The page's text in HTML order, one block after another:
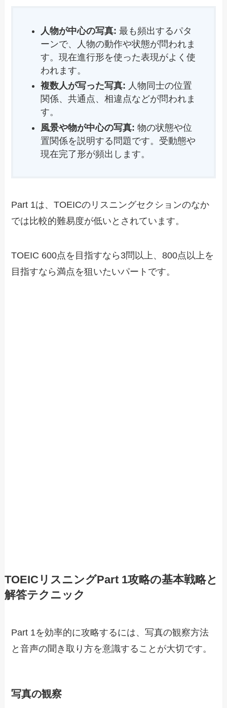
人物が中心の写真: 最も頻出するパタ
ーンで、人物の動作や状態が問われま
す。現在進行形を使った表現がよく使
われます。
複数人が写った写真: 人物同士の位置
関係、共通点、相違点などが問われま
す。
風景や物が中心の写真: 物の状態や位
置関係を説明する問題です。受動態や
現在完了形が頻出します。
Part 1は、TOEICのリスニングセクションのなか
では比較的難易度が低いとされています。
TOEIC 600点を目指すなら3問以上、800点以上を
目指すなら満点を狙いたいパートです。
TOEICリスニングPart 1攻略の基本戦略と
解答テクニック
Part 1を効率的に攻略するには、写真の観察方法
と音声の聞き取り方を意識することが大切です。
写真の観察